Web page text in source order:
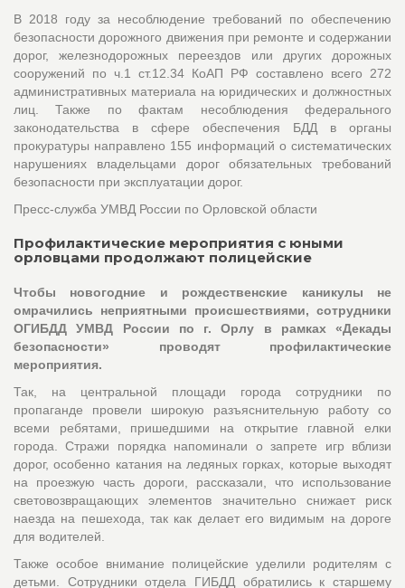
В 2018 году за несоблюдение требований по обеспечению
безопасности дорожного движения при ремонте и содержании
дорог, железнодорожных переездов или других дорожных
сооружений по ч.1 ст.12.34 КоАП РФ составлено всего 272
административных материала на юридических и должностных
лиц. Также по фактам несоблюдения федерального
законодательства в сфере обеспечения БДД в органы
прокуратуры направлено 155 информаций о систематических
нарушениях владельцами дорог обязательных требований
безопасности при эксплуатации дорог.
Пресс-служба УМВД России по Орловской области
Профилактические мероприятия с юными
орловцами продолжают полицейские
Чтобы новогодние и рождественские каникулы не
омрачились неприятными происшествиями, сотрудники
ОГИБДД УМВД России по г. Орлу в рамках «Декады
безопасности» проводят профилактические
мероприятия.
Так, на центральной площади города сотрудники по
пропаганде провели широкую разъяснительную работу со
всеми ребятами, пришедшими на открытие главной елки
города. Стражи порядка напоминали о запрете игр вблизи
дорог, особенно катания на ледяных горках, которые выходят
на проезжую часть дороги, рассказали, что использование
световозвращающих элементов значительно снижает риск
наезда на пешехода, так как делает его видимым на дороге
для водителей.
Также особое внимание полицейские уделили родителям с
детьми. Сотрудники отдела ГИБДД обратились к старшему